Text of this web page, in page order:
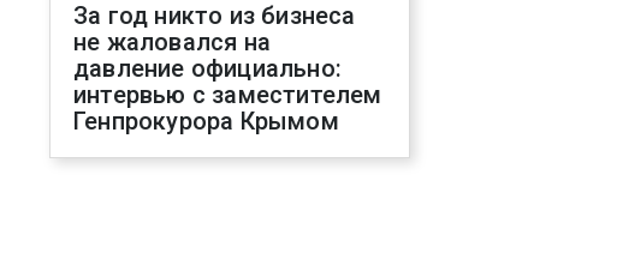
За год никто из бизнеса
не жаловался на
давление официально:
интервью с заместителем
Генпрокурора Крымом